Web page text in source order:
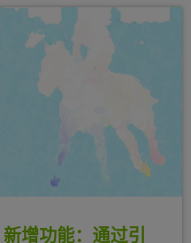
增功能：通过引